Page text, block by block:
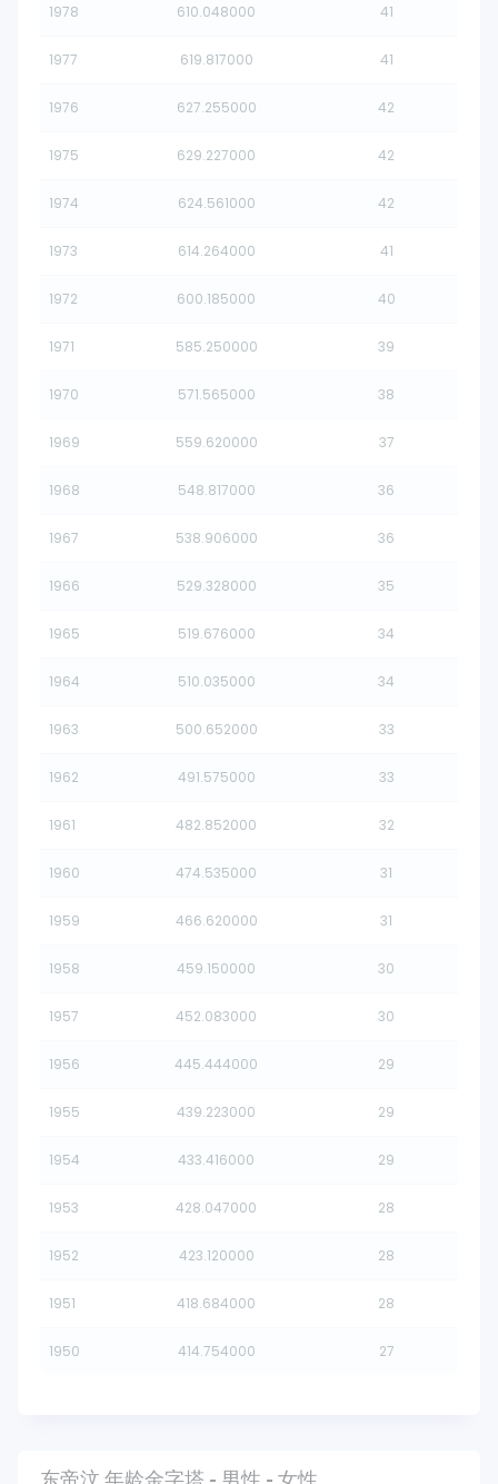
1978 610.048000 41
1977 619.817000 41
1976 627.255000 42
1975 629.227000 42
1974 624.561000 42
1973 614.264000 41
1972 600.185000 40
1971 585.250000 39
1970 571.565000 38
1969 559.620000 37
1968 548.817000 36
1967 538.906000 36
1966 529.328000 35
1965 519.676000 34
1964 510.035000 34
1963 500.652000 33
1962 491.575000 33
1961 482.852000 32
1960 474.535000 31
1959 466.620000 31
1958 459.150000 30
1957 452.083000 30
1956 445.444000 29
1955 439.223000 29
1954 433.416000 29
1953 428.047000 28
1952 423.120000 28
1951 418.684000 28
1950 414.754000 27
东帝汶 年龄金字塔 - 男性 - 女性